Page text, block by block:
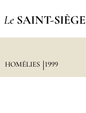
Le SAINT-SIÈGE
HOMÉLIES 1999